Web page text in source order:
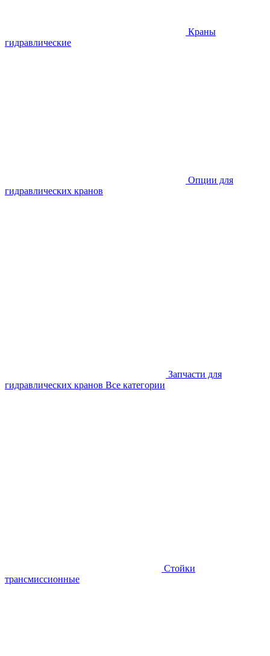
Краны
гидравлические
Опции для
гидравлических кранов
Запчасти для
гидравлических кранов Все категории
Стойки
трансмиссионные